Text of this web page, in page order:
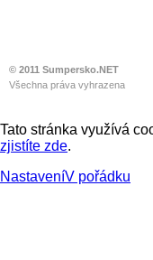
© 2011 Sumpersko.NET
Všechna práva vyhrazena
Tato stránka využívá
zjistíte zde.
NastaveníV pořádku